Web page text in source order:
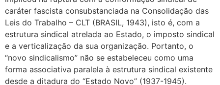
caráter fascista consubstanciada na Consolidação das
Leis do Trabalho – CLT (BRASIL, 1943), isto é, com a
estrutura sindical atrelada ao Estado, o imposto sindical
e a verticalização da sua organização. Portanto, o
“novo sindicalismo” não se estabeleceu como uma
forma associativa paralela à estrutura sindical existente
desde a ditadura do “Estado Novo” (1937-1945).